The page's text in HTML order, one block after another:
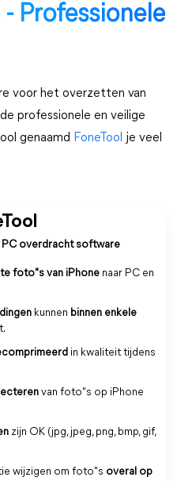
Professionele
voor het overzetten van
professionele en veilige
genaamd FoneTool je veel
PC overdracht software
foto"s van iPhone naar PC en
kunnen binnen enkele
in kwaliteit tijdens
van foto"s op iPhone
zijn OK (jpg, jpeg, png, bmp, gif,
wijzigen om foto"s overal op